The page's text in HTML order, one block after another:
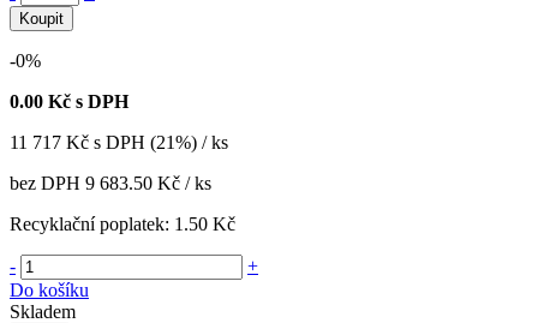
Koupit
-0%
0.00 Kč s DPH
11 717 Kč s DPH (21%) / ks
bez DPH 9 683.50 Kč / ks
Recyklační poplatek: 1.50 Kč
-
+
Do košíku
Skladem